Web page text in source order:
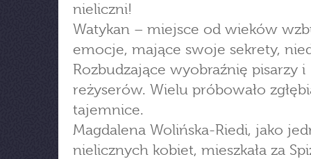
nieliczni!
Watykan – miejsce od wieków
emocje, mające swoje sekrety,
Rozbudzające wyobraźnię pisarzy i
reżyserów. Wielu próbowało
tajemnice.
Magdalena Wolińska-Riedi, jako
nielicznych kobiet, mieszkała za